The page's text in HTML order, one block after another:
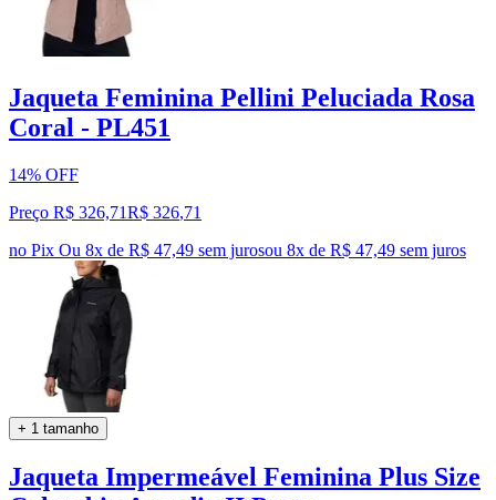
Jaqueta Feminina Pellini Peluciada Rosa
Coral - PL451
14% OFF
Preço R$ 326,71R$ 326,71
no Pix Ou 8x de R$ 47,49 sem jurosou 8x de R$ 47,49 sem juros
+ 1 tamanho
Jaqueta Impermeável Feminina Plus Size